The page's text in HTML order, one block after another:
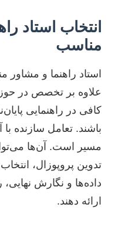
انتخاب استاد
مناسب
استاد راهنما و
علاوه بر تخصص در
کافی در راهنمایی
باشند. تعامل سازنده
مسیر است. آن‌ها
تدوین پروپوزال،
داده‌ها و نگارش
ارائه دهند.